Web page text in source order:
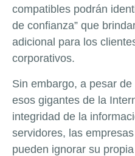
compatibles podrán
de confianza” que
adicional para los
corporativos.
Sin embargo, a pesar
esos gigantes de la
integridad de la
servidores, las
pueden ignorar su